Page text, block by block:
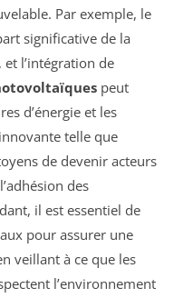
Par exemple, le
significative de la
et l’intégration de
peut
d’énergie et les
telle que
de devenir acteurs
des
il est essentiel de
pour assurer une
veillant à ce que les
l’environnement